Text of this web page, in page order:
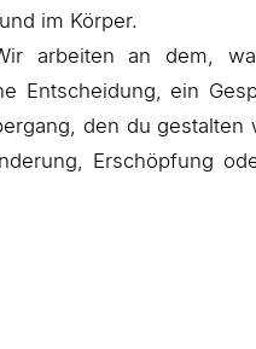
im Körper.
arbeiten an dem,
Entscheidung, ein
den du gestalten
Erschöpfung